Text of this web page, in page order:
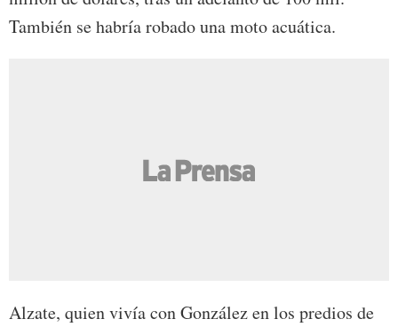
También se habría robado una moto acuática.
Alzate, quien vivía con González en los predios de